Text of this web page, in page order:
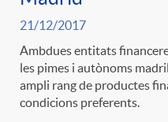
21/12/2017
Ambdues entitats
les pimes i autònoms
ampli rang de productes
condicions preferents.